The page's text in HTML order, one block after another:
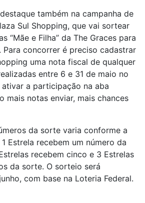
também na campanha de
Sul Shopping, que vai sortear
“Mãe e Filha” da The Graces para
Para concorrer é preciso cadastrar
uma nota fiscal de qualquer
entre 6 e 31 de maio no
a participação na aba
mais notas enviar, mais chances
da sorte varia conforme a
Estrela recebem um número da
recebem cinco e 3 Estrelas
da sorte. O sorteio será
com base na Loteria Federal.